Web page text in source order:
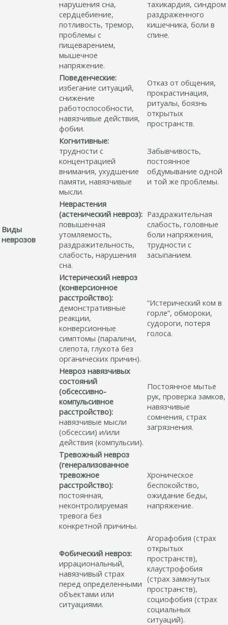
нарушения сна,
сердцебиение,
потливость, тремор,
проблемы с
пищеварением,
мышечное
напряжение.
тахикардия, синдром
раздраженного
кишечника, боли в
спине.
Поведенческие:
избегание ситуаций,
снижение
работоспособности,
навязчивые действия,
фобии.
Отказ от общения,
прокрастинация,
ритуалы, боязнь
открытых
пространств.
Когнитивные:
трудности с
концентрацией
внимания, ухудшение
памяти, навязчивые
мысли.
Забывчивость,
постоянное
обдумывание одной
и той же проблемы.
Виды
неврозов
Неврастения
(астенический невроз):
повышенная
утомляемость,
раздражительность,
слабость, нарушения
сна.
Раздражительная
слабость, головные
боли напряжения,
трудности с
засыпанием.
Истерический невроз
(конверсионное
расстройство):
демонстративные
реакции,
конверсионные
симптомы (параличи,
слепота, глухота без
органических причин).
“Истерический ком в
горле”, обмороки,
судороги, потеря
голоса.
Невроз навязчивых
состояний
(обсессивно-
компульсивное
расстройство):
навязчивые мысли
(обсессии) и/или
действия (компульсии).
Постоянное мытье
рук, проверка замков,
навязчивые
сомнения, страх
загрязнения.
Тревожный невроз
(генерализованное
тревожное
расстройство):
постоянная,
неконтролируемая
тревога без
конкретной причины.
Хроническое
беспокойство,
ожидание беды,
напряжение.
Фобический невроз:
иррациональный,
навязчивый страх
перед определенными
объектами или
ситуациями.
Агорафобия (страх
открытых
пространств),
клаустрофобия
(страх замкнутых
пространств),
социофобия (страх
социальных
ситуаций).